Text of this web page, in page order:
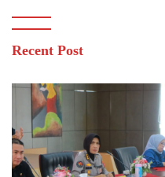
Recent Post